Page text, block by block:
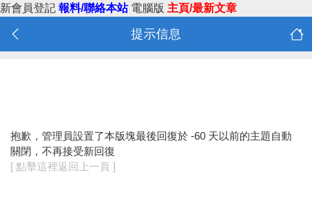
新會員登記 報料/聯絡本站 電腦版 主頁/最新文章
提示信息
抱歉，管理員設置了本版塊最後回復於 -60 天以前的主題自動
關閉，不再接受新回復
[ 點擊這裡返回上一頁 ]